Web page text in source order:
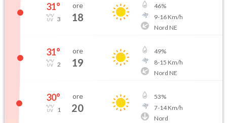
31°
3
ore
18
46%
9-16Km/h
Nord NE
31°
2
ore
19
49%
8-15 Km/h
Nord NE
30°
1
ore
20
53%
7-14Km/h
Nord